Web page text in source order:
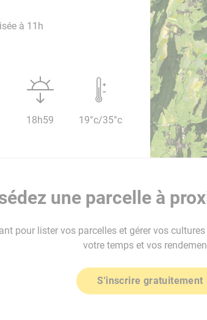
à 11h
18h59 19°c/35°c
une parcelle à
pour lister vos parcelles et gérer vos
votre temps et vos
S'inscrire gratuitement